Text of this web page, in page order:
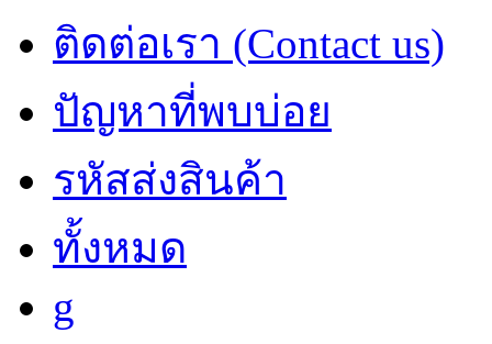
ติดต่อเรา (Contact us)
ปัญหาที่พบบ่อย
รหัสส่งสินค้า
ทั้งหมด
g